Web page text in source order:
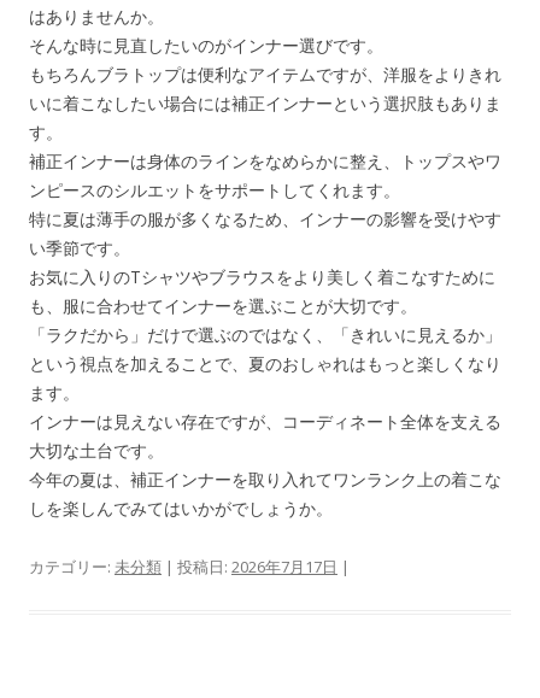
はありませんか。
そんな時に見直したいのがインナー選びです。
もちろんブラトップは便利なアイテムですが、洋服をよりきれ
いに着こなしたい場合には補正インナーという選択肢もありま
す。
補正インナーは身体のラインをなめらかに整え、トップスやワ
ンピースのシルエットをサポートしてくれます。
特に夏は薄手の服が多くなるため、インナーの影響を受けやす
い季節です。
お気に入りのTシャツやブラウスをより美しく着こなすために
も、服に合わせてインナーを選ぶことが大切です。
「ラクだから」だけで選ぶのではなく、「きれいに見えるか」
という視点を加えることで、夏のおしゃれはもっと楽しくなり
ます。
インナーは見えない存在ですが、コーディネート全体を支える
大切な土台です。
今年の夏は、補正インナーを取り入れてワンランク上の着こな
しを楽しんでみてはいかがでしょうか。
カテゴリー: 未分類 | 投稿日: 2026年7月17日 |